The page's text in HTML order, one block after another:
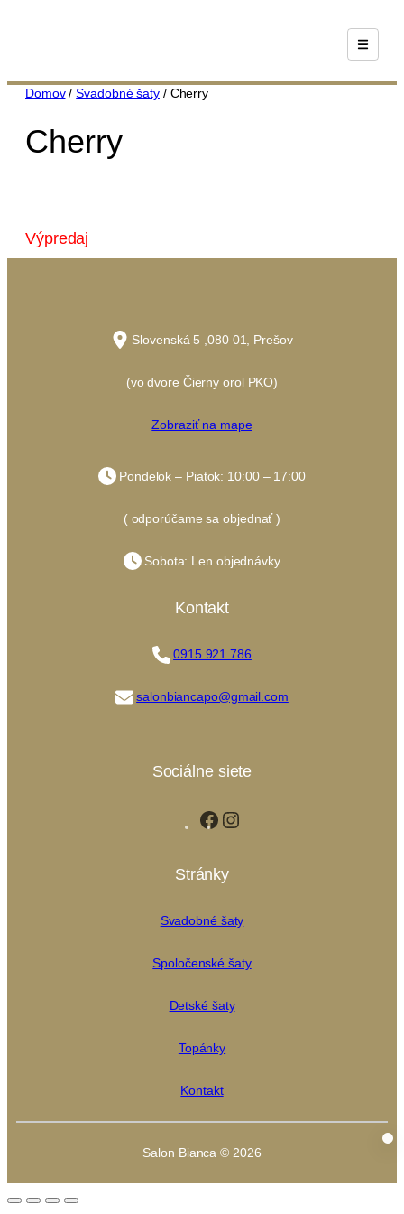
Domov/Svadobné šaty/ Cherry
Cherry
Výpredaj
Slovenská 5 ,080 01, Prešov
(vo dvore Čierny orol PKO)
Zobraziť na mape
Pondelok – Piatok: 10:00 – 17:00
( odporúčame sa objednať )
Sobota: Len objednávky
Kontakt
0915 921 786
salonbiancapo@gmail.com
Sociálne siete
Facebook
Stránky
Svadobné šaty
Spoločenské šaty
Detské šaty
Topánky
Kontakt
Salon Bianca © 2026